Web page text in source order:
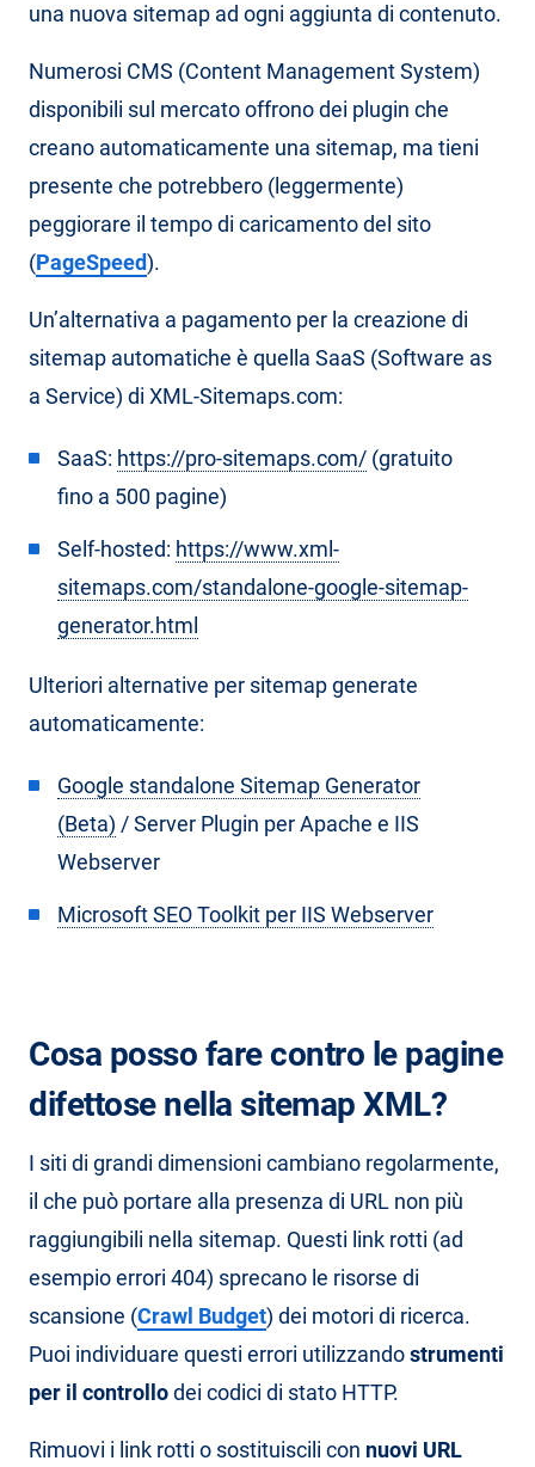
una nuova sitemap ad ogni aggiunta di contenuto.
Numerosi CMS (Content Management System)
disponibili sul mercato offrono dei plugin che
creano automaticamente una sitemap, ma tieni
presente che potrebbero (leggermente)
peggiorare il tempo di caricamento del sito
(PageSpeed).
Un’alternativa a pagamento per la creazione di
sitemap automatiche è quella SaaS (Software as
a Service) di XML-Sitemaps.com:
SaaS: https://pro-sitemaps.com/ (gratuito
fino a 500 pagine)
Self-hosted: https://www.xml-
sitemaps.com/standalone-google-sitemap-
generator.html
Ulteriori alternative per sitemap generate
automaticamente:
Google standalone Sitemap Generator
(Beta) / Server Plugin per Apache e IIS
Webserver
Microsoft SEO Toolkit per IIS Webserver
Cosa posso fare contro le pagine
difettose nella sitemap XML?
I siti di grandi dimensioni cambiano regolarmente,
il che può portare alla presenza di URL non più
raggiungibili nella sitemap. Questi link rotti (ad
esempio errori 404) sprecano le risorse di
scansione (Crawl Budget) dei motori di ricerca.
Puoi individuare questi errori utilizzandostrumenti
per il controllodei codici di stato HTTP.
Rimuovi i link rotti o sostituiscili con nuovi URL